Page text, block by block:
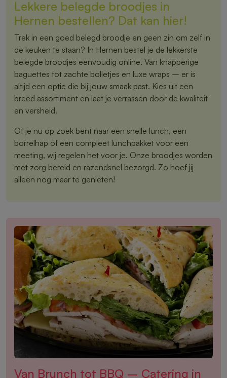
Lekkere belegde broodjes in
Hernen bestellen? Dat kan hier!
Trek in een goed belegd broodje en geen zin om zelf in
de keuken te staan? In Hernen bestel je de lekkerste
belegde broodjes eenvoudig online. Van knapperige
baguettes tot zachte bolletjes en luxe wraps – er is
altijd een optie die bij jouw smaak past. Kies uit een
breed assortiment en laat je verrassen door de kwaliteit
en versheid.
Of je nu op zoek bent naar een snelle lunch, een
borrelhap of een compleet lunchpakket voor een
meeting, wij regelen het voor je. Onze broodjes worden
met zorg bereid en razendsnel bezorgd. Zo hoef jij
alleen nog maar te genieten!
Van Brunch tot BBQ – Catering in